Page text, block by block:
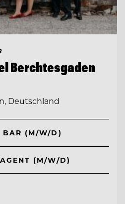
Berchtesgaden
Deutschland
BAR (M/W/D)
(M/W/D)